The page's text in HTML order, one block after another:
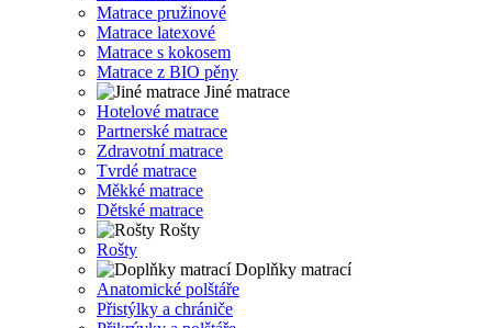
Matrace pružinové
Matrace latexové
Matrace s kokosem
Matrace z BIO pěny
Jiné matrace
Hotelové matrace
Partnerské matrace
Zdravotní matrace
Tvrdé matrace
Měkké matrace
Dětské matrace
Rošty
Rošty
Doplňky matrací
Anatomické polštáře
Přistýlky a chrániče